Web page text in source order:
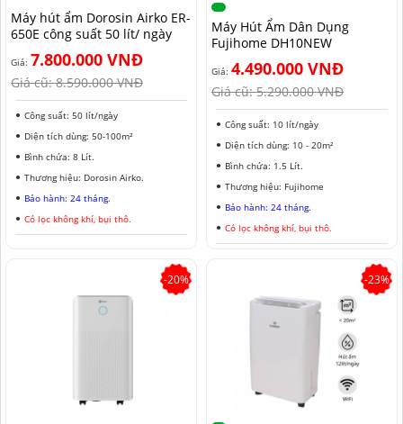
MÁY HÚT ẨM ROTOR
MÁY HÚT ẨM HARISON
MÁY HÚT ẨM FUJIHAIA
MÁY HÚT ẨM EDISON
MÁY LỌC KHÔNG KHÍ LG
MÁY LỌC KHÔNG KHÍ FUJIE
MÁY LỌC KHÔNG KHÍ HITACHI
MÁY LỌC KHÔNG KHÍ PANASONIC
MÁY LỌC KHÔNG KHÍ Ô TÔ
MÁY HÚT ẨM ROTOR
MÁY HÚT ẨM HARISON
MÁY HÚT ẨM FUJIHAIA
MÁY HÚT ẨM EDISON
TIN TỨC MÁY LẠNH DI ĐỘNG
TIN TỨC TỦ CHỐNG ẨM
TIN TỨC QUẠT ĐỐI LƯU
LONG AN
ĐỒNG NAI
SƠN LA
ĐỒNG THÁP
KHÁNH HÒA
Máy hút ẩm Dorosin Airko ER-
650E công suất 50 lít/ ngày
Giá: 7.800.000 VNĐ
Giá cũ:8.590.000 VNĐ
Công suất: 50 lít/ngày
Diện tích dùng: 50-100m²
Bình chứa: 8 Lít.
Thương hiệu: Dorosin Airko.
Bảo hành: 24 tháng.
Có lọc không khí, bụi thô.
Máy Hút Ẩm Dân Dụng
Fujihome DH10NEW
Giá: 4.490.000 VNĐ
Giá cũ:5.290.000 VNĐ
Công suất: 10 lít/ngày
Diện tích dùng: 10 - 20m²
Bình chứa: 1.5 Lít.
Thương hiệu: Fujihome
Bảo hành: 24 tháng.
Có lọc không khí, bụi thô.
-20% -23%